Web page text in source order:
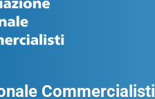
Commercialisti